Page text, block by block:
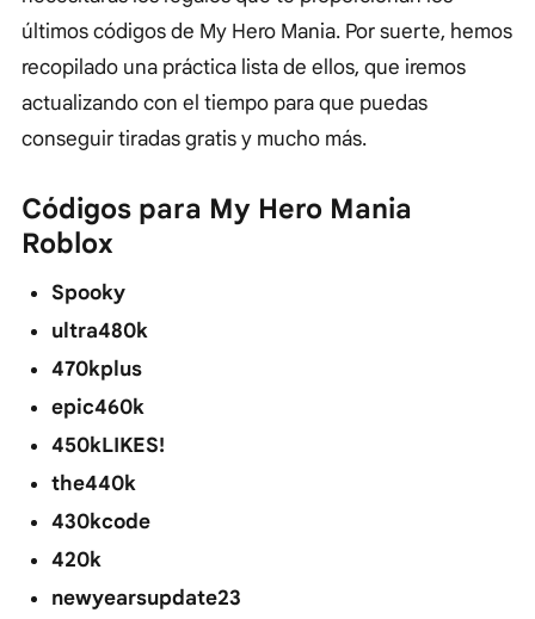
últimos códigos de My Hero Mania. Por suerte, hemos
recopilado una práctica lista de ellos, que iremos
actualizando con el tiempo para que puedas
conseguir tiradas gratis y mucho más.
Códigos para My Hero Mania
Roblox
Spooky
ultra480k
470kplus
epic460k
450kLIKES!
the440k
430kcode
420k
newyearsupdate23